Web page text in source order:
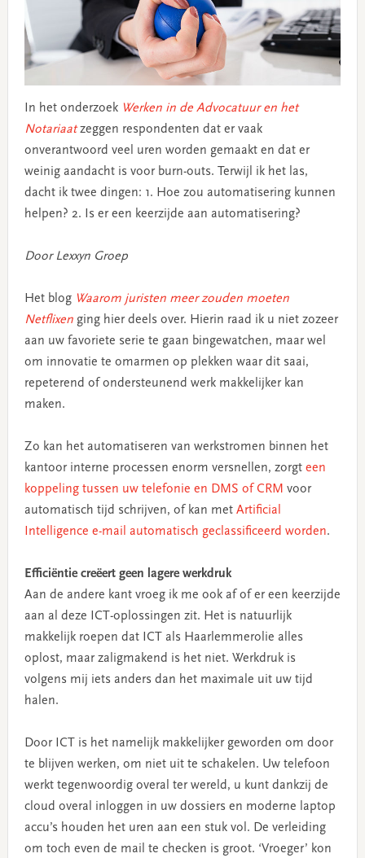
In het onderzoek Werken in de Advocatuur en het
Notariaatzeggen respondenten dat er vaak
onverantwoord veel uren worden gemaakt en dat er
weinig aandacht is voor burn-outs. Terwijl ik het las,
dacht ik twee dingen: 1. Hoe zou automatisering kunnen
helpen? 2. Is er een keerzijde aan automatisering?
Door Lexxyn Groep
Het blog Waarom juristen meer zouden moeten
Netflixenging hier deels over. Hierin raad ik u niet zozeer
aan uw favoriete serie te gaan bingewatchen, maar wel
om innovatie te omarmen op plekken waar dit saai,
repeterend of ondersteunend werk makkelijker kan
maken.
Zo kan het automatiseren van werkstromen binnen het
kantoor interne processen enorm versnellen, zorgt een
koppeling tussen uw telefonie en DMS of CRM voor
automatisch tijd schrijven, of kan met Artificial
Intelligence e-mail automatisch geclassificeerd worden.
Efficiëntie creëert geen lagere werkdruk
Aan de andere kant vroeg ik me ook af of er een keerzijde
aan al deze ICT-oplossingen zit. Het is natuurlijk
makkelijk roepen dat ICT als Haarlemmerolie alles
oplost, maar zaligmakend is het niet. Werkdruk is
volgens mij iets anders dan het maximale uit uw tijd
halen.
Door ICT is het namelijk makkelijker geworden om door
te blijven werken, om niet uit te schakelen. Uw telefoon
werkt tegenwoordig overal ter wereld, u kunt dankzij de
cloud overal inloggen in uw dossiers en moderne laptop
accu’s houden het uren aan een stuk vol. De verleiding
om toch even de mail te checken is groot. ‘Vroeger’ kon